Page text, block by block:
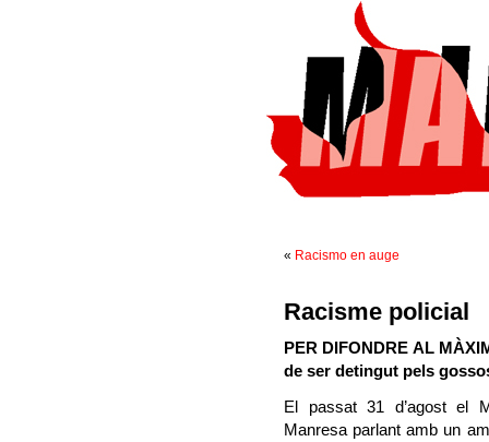
« Racismo en auge
Racisme policial
PER DIFONDRE AL
de ser detingut pels
El passat 31 d’agost el
Manresa parlant amb un